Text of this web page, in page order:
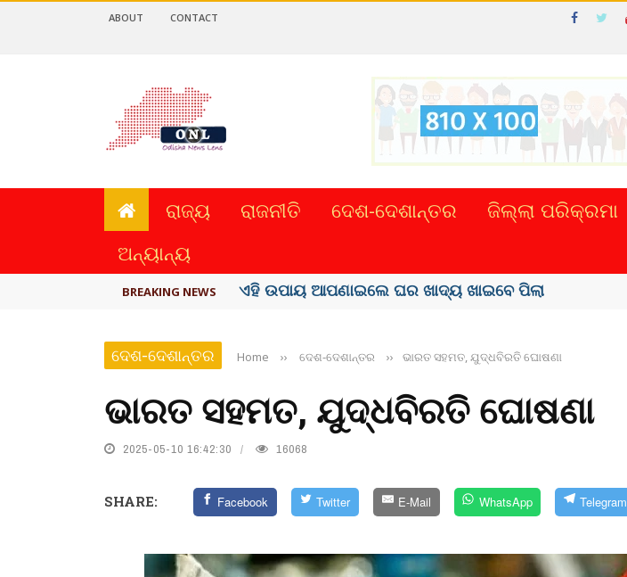
ABOUT CONTACT
ରାଜ୍ୟ ରାଜନୀତି ଦେଶ-ଦେଶାନ୍ତର ଜିଲ୍ଲା ପରିକ୍ରମା
ଅନ୍ୟାନ୍ୟ
BREAKING NEWS ଏହି ଉପାୟ ଆପଣାଇଲେ ଘର ଖାଦ୍ୟ ଖାଇବେ ପିଲା
ଦେଶ-ଦେଶାନ୍ତର Home ›› ଦେଶ-ଦେଶାନ୍ତର ›› ଭାରତ ସହମତ, ଯୁଦ୍ଧବିରତି ଘୋଷଣା
ଭାରତ ସହମତ, ଯୁଦ୍ଧବିରତି ଘୋଷଣା
2025-05-10 16:42:30 16068
SHARE: Facebook Twitter E-Mail WhatsApp Telegram